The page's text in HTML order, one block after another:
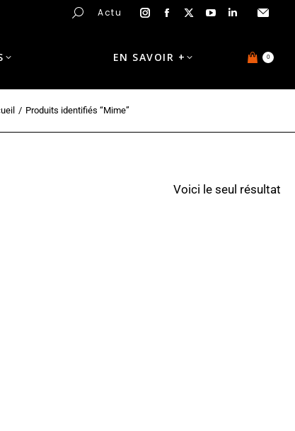
Actu
EN SAVOIR + 0
Produits identifiés “Mime”
Voici le seul résultat